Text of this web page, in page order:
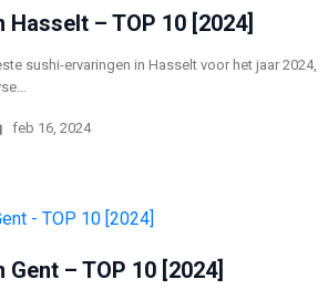
Hasselt – TOP 10 [2024]
sushi-ervaringen in Hasselt voor het jaar 2024,
feb 16, 2024
– TOP 10 [2024]